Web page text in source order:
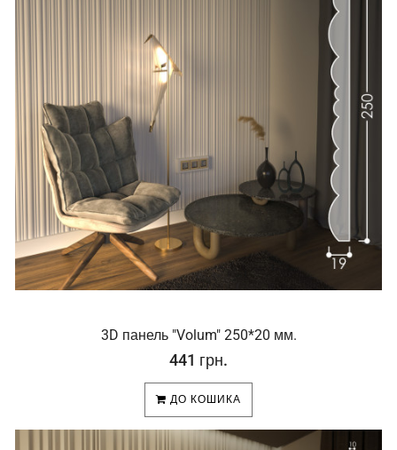
3D панель "Volum" 250*20 мм.
441 грн.
ДО КОШИКА